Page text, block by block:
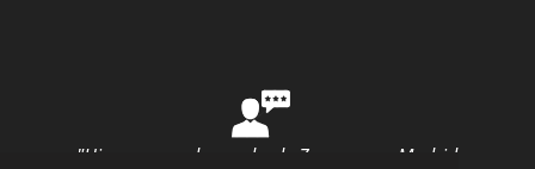
"Hice una mudanza desde Zaragoza a Madrid